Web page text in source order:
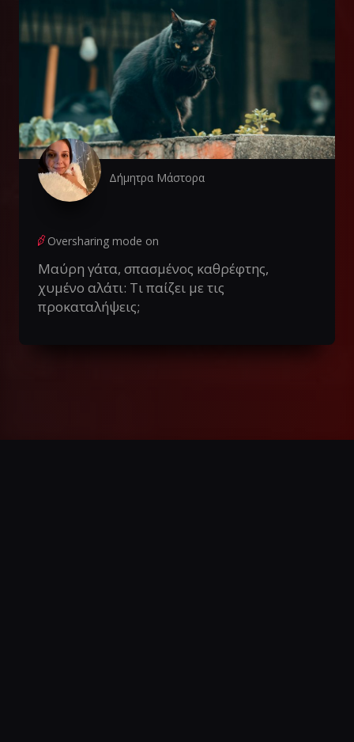
Δήμητρα Μάστορα
Oversharing mode on
Μαύρη γάτα, σπασμένος καθρέφτης,
χυμένο αλάτι: Τι παίζει με τις
προκαταλήψεις;